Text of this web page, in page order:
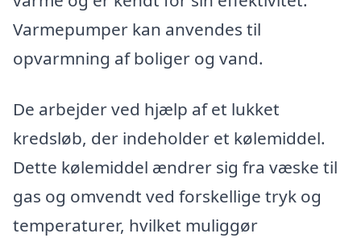
Varmepumper kan anvendes til
opvarmning af boliger og vand.
De arbejder ved hjælp af et lukket
kredsløb, der indeholder et kølemiddel.
Dette kølemiddel ændrer sig fra væske til
gas og omvendt ved forskellige tryk og
temperaturer, hvilket muliggør